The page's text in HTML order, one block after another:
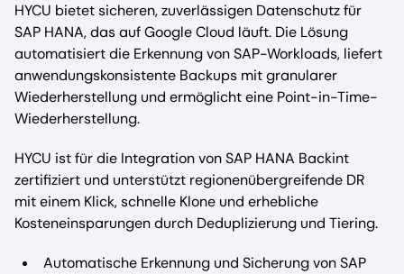
HYCU bietet sicheren, zuverlässigen Datenschutz für
SAP HANA, das auf Google Cloud läuft. Die Lösung
automatisiert die Erkennung von SAP-Workloads, liefert
anwendungskonsistente Backups mit granularer
Wiederherstellung und ermöglicht eine Point-in-Time-
Wiederherstellung.
HYCU ist für die Integration von SAP HANA Backint
zertifiziert und unterstützt regionenübergreifende DR
mit einem Klick, schnelle Klone und erhebliche
Kosteneinsparungen durch Deduplizierung und Tiering.
Automatische Erkennung und Sicherung von SAP